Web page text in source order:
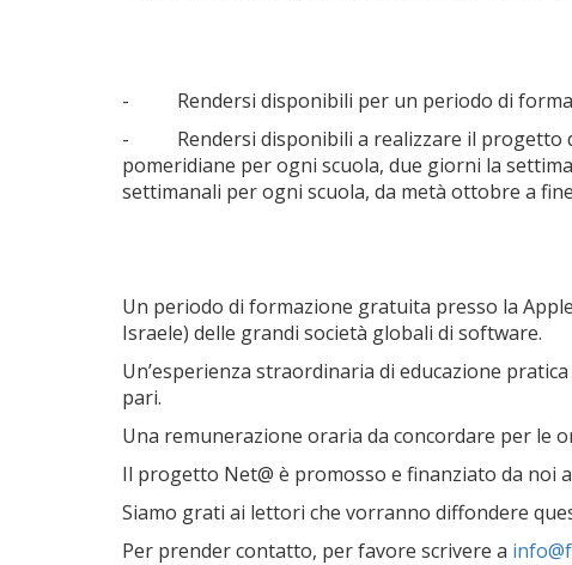
- Rendersi disponibili per un periodo di
- Rendersi disponibili a realizzare il progetto
pomeridiane per ogni scuola, due giorni la
settimanali per ogni scuola, da metà ottobre a
Un periodo di formazione gratuita presso la
Israele) delle grandi società globali di software.
Un’esperienza straordinaria di educazione
pari.
Una remunerazione oraria da concordare per le
Il progetto Net@ è promosso e finanziato da noi
Siamo grati ai lettori che vorranno diffondere
Per prender contatto, per favore scrivere a